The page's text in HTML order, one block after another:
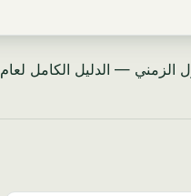
— الدليل الكامل لعام 2025.